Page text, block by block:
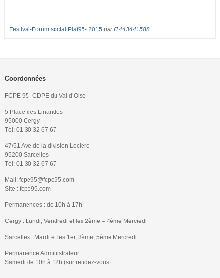
Festival-Forum social Piaf95- 2015 parf1443441588
Coordonnées
FCPE 95- CDPE du Val d’Oise
5 Place des Linandes
95000 Cergy
Tél: 01 30 32 67 67
47/51 Ave de la division Leclerc
95200 Sarcelles
Tél: 01 30 32 67 67
Mail: fcpe95@fcpe95.com
Site : fcpe95.com
Permanences : de 10h à 17h
Cergy : Lundi, Vendredi et les 2ème – 4ème Mercredi
Sarcelles : Mardi et les 1er, 3ème, 5ème Mercredi
Permanence Administrateur :
Samedi de 10h à 12h (sur rendez-vous)